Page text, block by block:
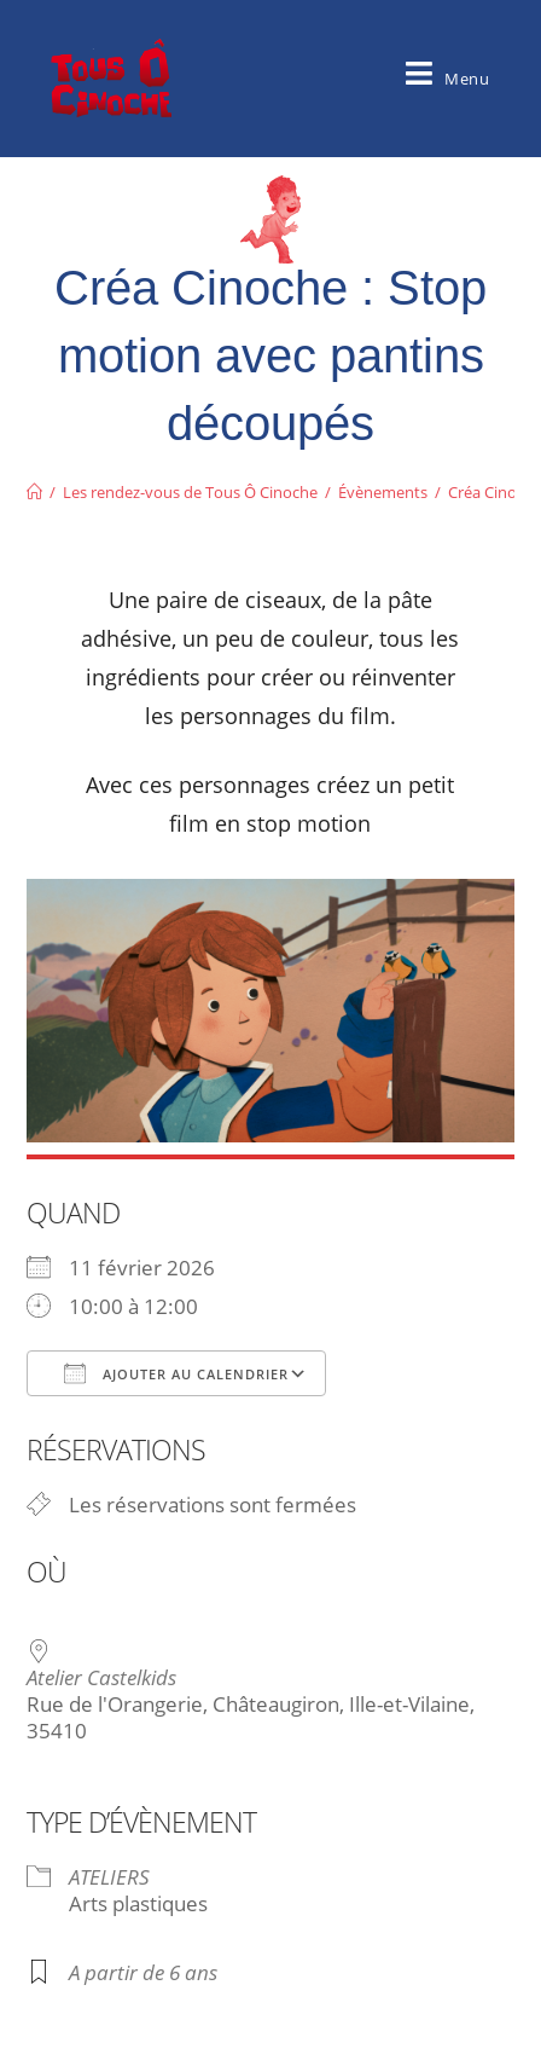
Menu
Créa Cinoche : Stop
motion avec pantins
découpés
/ Les rendez-vous de Tous Ô Cinoche / Évènements / Créa
Une paire de ciseaux, de la pâte
adhésive, un peu de couleur, tous les
ingrédients pour créer ou réinventer
les personnages du film.
Avec ces personnages créez un petit
film en stop motion
QUAND
11 février 2026
10:00 à 12:00
AJOUTER AU CALENDRIER
RÉSERVATIONS
Les réservations sont fermées
OÙ
Atelier Castelkids
Rue de l'Orangerie, Châteaugiron, Ille-et-Vilaine,
35410
TYPE D’ÉVÈNEMENT
ATELIERS
Arts plastiques
A partir de 6 ans